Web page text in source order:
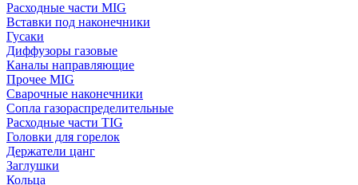
Расходные части MIG
Вставки под наконечники
Гусаки
Диффузоры газовые
Каналы направляющие
Прочее MIG
Сварочные наконечники
Сопла газораспределительные
Расходные части TIG
Головки для горелок
Держатели цанг
Заглушки
Кольца